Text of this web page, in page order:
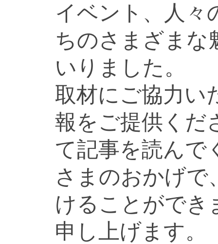
イベント、人々
ちのさまざまな
いりました。
取材にご協力い
報をご提供くだ
て記事を読んで
さまのおかげで
けることができ
申し上げます。